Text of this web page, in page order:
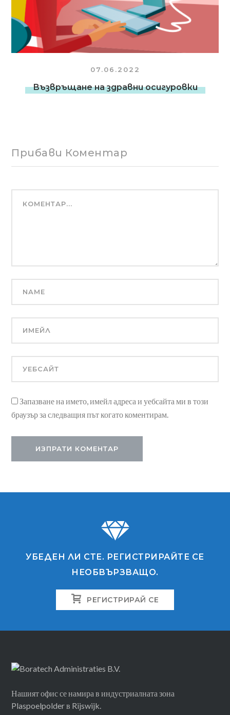
07.06.2022
Възвръщане на здравни осигуровки
Прибави Коментар
Запазване на името, имейл адреса и уебсайта ми в този
браузър за следващия път когато коментирам.
УБЕДЕН ЛИ СТЕ. РЕГИСТРИРАЙТЕ СЕ
НЕОБВЪРЗВАЩО.
РЕГИСТРИРАЙ СЕ
Нашият офис се намира в индустриалната зона
Plaspoelpolder в Rijswijk.